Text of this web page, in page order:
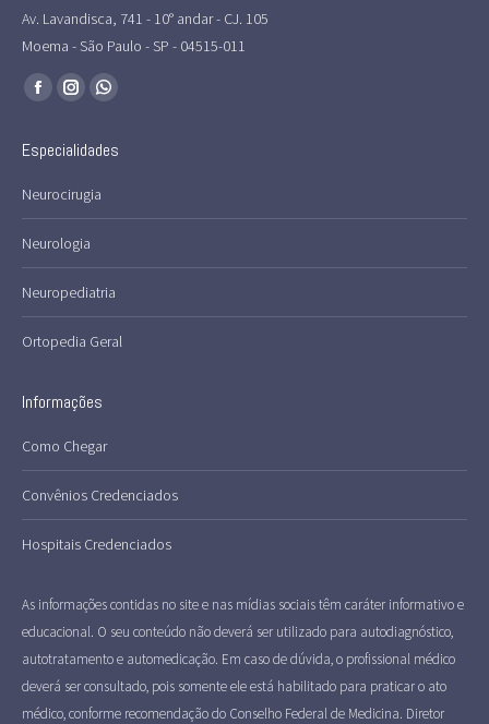
Av. Lavandisca, 741 - 10° andar - CJ. 105
Moema - São Paulo - SP - 04515-011
Encontre-nos em:
Facebook
opens
window
Instagram
opens
window
Whatsapp
opens
Especialidades
Neurocirugia
Neurologia
Neuropediatria
Ortopedia Geral
Informações
Como Chegar
Convênios Credenciados
Hospitais Credenciados
As informações contidas no site e nas mídias sociais têm caráter informativo e
educacional. O seu conteúdo não deverá ser utilizado para autodiagnóstico,
autotratamento e automedicação. Em caso de dúvida, o profissional médico
deverá ser consultado, pois somente ele está habilitado para praticar o ato
médico, conforme recomendação do Conselho Federal de Medicina. Diretor